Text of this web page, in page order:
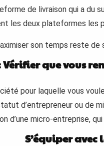
de livraison qui a du
les deux plateformes
son temps reste
que vous
pour laquelle vous
d’entrepreneur ou de
d’une micro-entreprise,
S’équiper